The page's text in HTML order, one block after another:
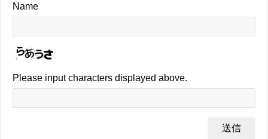
Name
Please input characters displayed above.